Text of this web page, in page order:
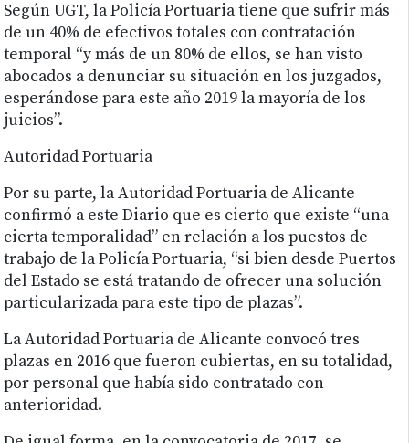
Según UGT, la Policía Portuaria tiene que sufrir más
de un 40% de efectivos totales con contratación
temporal “y más de un 80% de ellos, se han visto
abocados a denunciar su situación en los juzgados,
esperándose para este año 2019 la mayoría de los
juicios”.
Autoridad Portuaria
Por su parte, la Autoridad Portuaria de Alicante
confirmó a este Diario que es cierto que existe “una
cierta temporalidad” en relación a los puestos de
trabajo de la Policía Portuaria, “si bien desde Puertos
del Estado se está tratando de ofrecer una solución
particularizada para este tipo de plazas”.
La Autoridad Portuaria de Alicante convocó tres
plazas en 2016 que fueron cubiertas, en su totalidad,
por personal que había sido contratado con
anterioridad.